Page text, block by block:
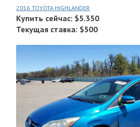
2016 TOYOTA HIGHLANDER
Купить сейчас: $5.350
Текущая ставка: $500